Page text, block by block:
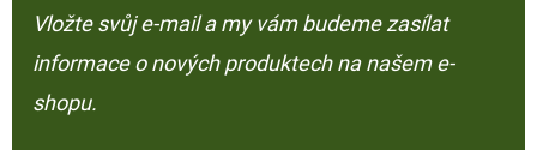
Vložte svůj e-mail a my vám budeme zasílat
informace o nových produktech na našem e-
shopu.